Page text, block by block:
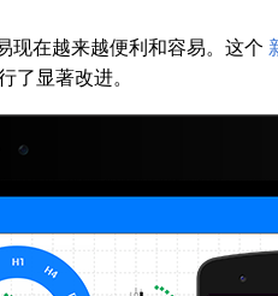
现在越来越便利和容易。这个
显著改进。